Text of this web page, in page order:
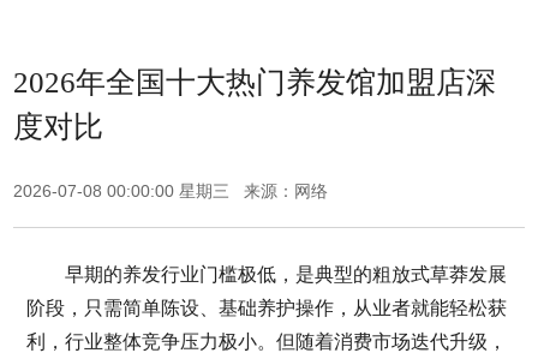
2026年全国十大热门养发馆加盟店深
度对比
2026-07-08 00:00:00 星期三 来源：网络
早期的养发行业门槛极低，是典型的粗放式草莽发展
阶段，只需简单陈设、基础养护操作，从业者就能轻松获
利，行业整体竞争压力极小。但随着消费市场迭代升级，